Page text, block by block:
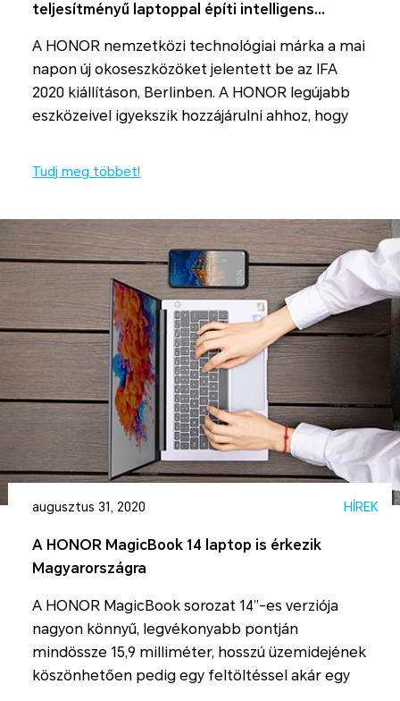
teljesítményű laptoppal építi intelligens
A HONOR nemzetközi technológiai márka a mai
napon új okoseszközöket jelentett be az IFA
2020 kiállításon, Berlinben. A HONOR legújabb
eszközeivel igyekszik hozzájárulni ahhoz, hogy
egészségüket és állóképességüket, valamint
Tudj meg többet!
augusztus 31, 2020 HÍREK
A HONOR MagicBook 14 laptop is érkezik
Magyarországra
A HONOR MagicBook sorozat 14”-es verziója
nagyon könnyű, legvékonyabb pontján
mindössze 15,9 milliméter, hosszú üzemidejének
köszönhetően pedig egy feltöltéssel akár egy